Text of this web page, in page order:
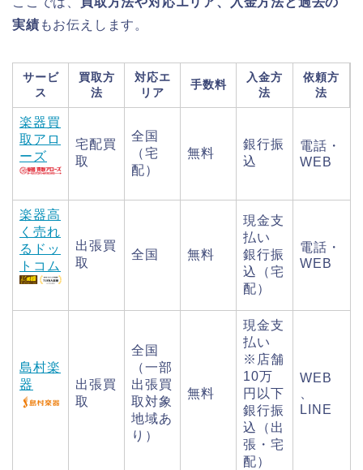
実績 もお伝えします。
サービ
ス
買取方
法
対応エ
リア
手数料
入金方
法
依頼方
法
楽器買
取アロ
ーズ
宅配買
取
全国
（宅
配）
無料
銀行振
込
電話・
WEB
楽器高
く売れ
るドッ
トコム
出張買
取
全国 無料
現金支
払い
銀行振
込（宅
配）
電話・
WEB
島村楽
器
出張買
取
全国
（一部
出張買
取対象
地域あ
り）
無料
現金支
払い
※店舗
10万
円以下
銀行振
込（出
張・宅
配）
WEB
LINE